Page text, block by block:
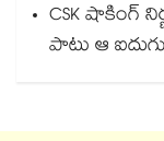
CSK షాకింగ్
పాటు ఆ